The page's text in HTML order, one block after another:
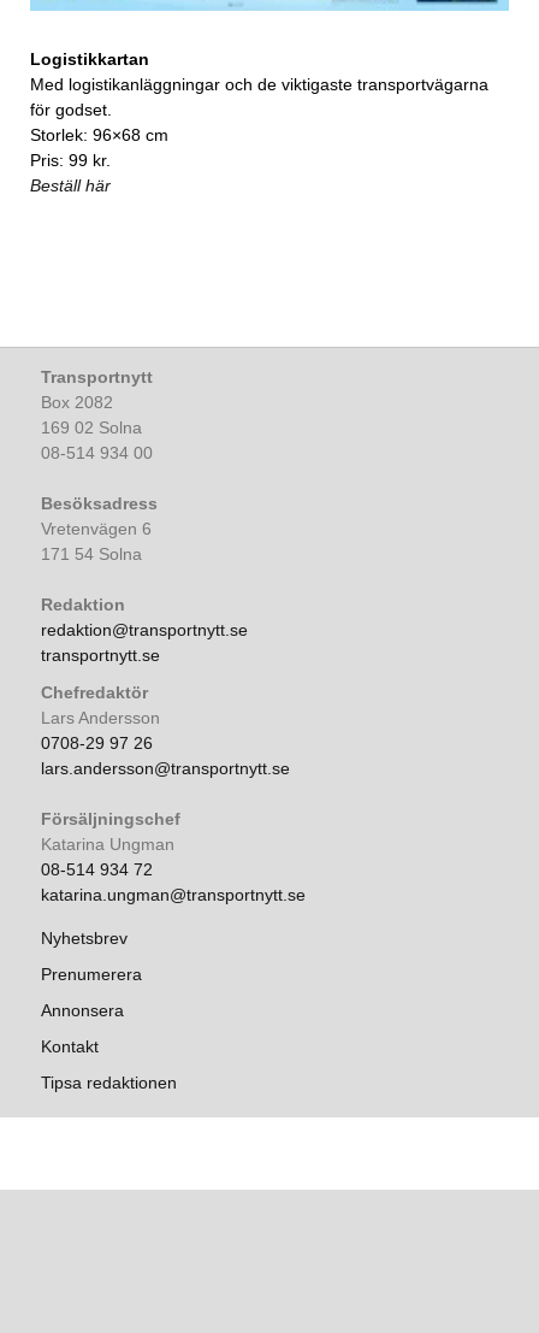
Logistikkartan
Med logistikanläggningar och de viktigaste transportvägarna
för godset.
Storlek: 96×68 cm
Pris: 99 kr.
Beställ här
Transportnytt
Box 2082
169 02 Solna
08-514 934 00
Besöksadress
Vretenvägen 6
171 54 Solna
Redaktion
redaktion@transportnytt.se
transportnytt.se
Chefredaktör
Lars Andersson
0708-29 97 26
lars.andersson@transportnytt.se
Försäljningschef
Katarina Ungman
08-514 934 72
katarina.ungman@transportnytt.se
Nyhetsbrev
Prenumerera
Annonsera
Kontakt
Tipsa redaktionen